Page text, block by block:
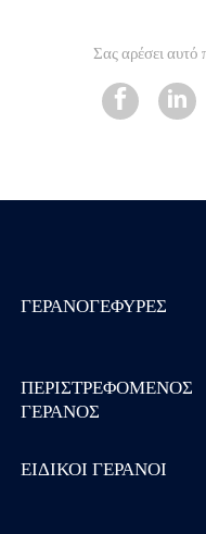
Σας αρέσει
ΓΕΡΑΝΟΓΈΦΥΡΕΣ
ΠΕΡΙΣΤΡΕΦΌΜΕΝΟΣ
ΓΕΡΑΝΌΣ
ΕΙΔΙΚΟΊ ΓΕΡΑΝΟΊ